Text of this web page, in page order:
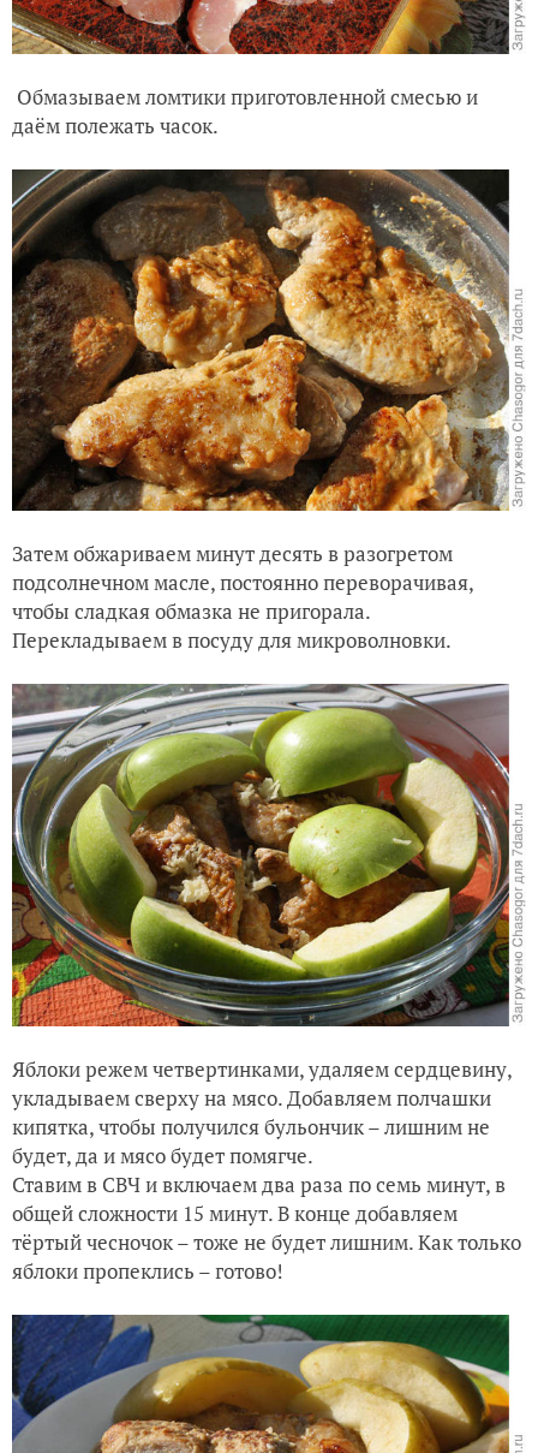
Обмазываем ломтики приготовленной смесью и
даём полежать часок.
Затем обжариваем минут десять в разогретом
подсолнечном масле, постоянно переворачивая,
чтобы сладкая обмазка не пригорала.
Перекладываем в посуду для микроволновки.
Яблоки режем четвертинками, удаляем сердцевину,
укладываем сверху на мясо. Добавляем полчашки
кипятка, чтобы получился бульончик – лишним не
будет, да и мясо будет помягче.
Ставим в СВЧ и включаем два раза по семь минут, в
общей сложности 15 минут. В конце добавляем
тёртый чесночок – тоже не будет лишним. Как только
яблоки пропеклись – готово!